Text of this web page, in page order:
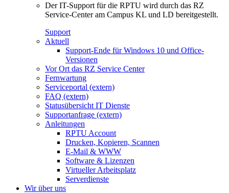
Der IT-Support für die RPTU wird durch das RZ
Service-Center am Campus KL und LD bereitgestellt.
Support
Aktuell
Support-Ende für Windows 10 und Office-
Versionen
Vor Ort das RZ Service Center
Fernwartung
Serviceportal (extern)
FAQ (extern)
Statusübersicht IT Dienste
Supportanfrage (extern)
Anleitungen
RPTU Account
Drucken, Kopieren, Scannen
E-Mail & WWW
Software & Lizenzen
Virtueller Arbeitsplatz
Serverdienste
Wir über uns